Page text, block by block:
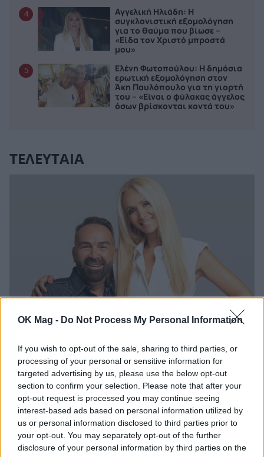
OK Mag - Do Not Process My Personal Information
If you wish to opt-out of the sale, sharing to third parties, or
processing of your personal or sensitive information for
targeted advertising by us, please use the below opt-out
section to confirm your selection. Please note that after your
opt-out request is processed you may continue seeing
interest-based ads based on personal information utilized by
us or personal information disclosed to third parties prior to
your opt-out. You may separately opt-out of the further
disclosure of your personal information by third parties on the
4
Αγγελική Ηλιάδη: Η
συγκλονιστική εξομολόγηση
για το θαύμα που βίωσε –
«Είδα τον Χριστό μπροστά
μου»
5
Ελένη Φωτοπούλου: Η δημόσια
ερωτική εξομολόγηση στον
Άκη Παυλόπουλο για τη γιορτή
του – «Είναι ο φύλακας άγγελος
όσων βρίσκονται κοντά του»
ΤΕΛΕΥΤΑΙΑ
και η συμβουλή στους παντρεμένους